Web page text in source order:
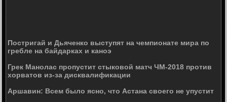
Постригай и Дьяченко выступят на чемпионате мира по
гребле на байдарках и каноэ
Грек Манолас пропустит стыковой матч ЧМ-2018 против
хорватов из-за дисквалификации
Аршавин: Всем было ясно, что Астана своего не упустит